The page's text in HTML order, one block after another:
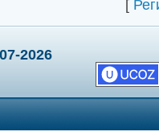
[
2026